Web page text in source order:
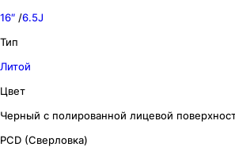
16″ /6.5J
Тип
Литой
Цвет
Черный с полированной лицевой
PCD (Сверловка)